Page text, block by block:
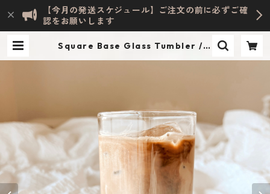
【今月の発送スケジュール】ご注文の前に必ずご確
認をお願いします
Square Base Glass Tumbler / S